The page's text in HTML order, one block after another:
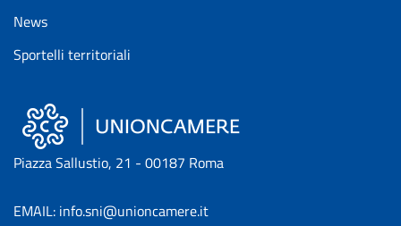
News
Sportelli territoriali
Piazza Sallustio, 21 - 00187 Roma
EMAIL: info.sni@unioncamere.it